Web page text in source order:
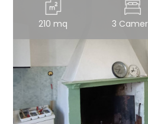
210 mq 3
VENDITA
ESTIVI
CANTIERI
Scegli
dove
cercare
Ascoli Piceno